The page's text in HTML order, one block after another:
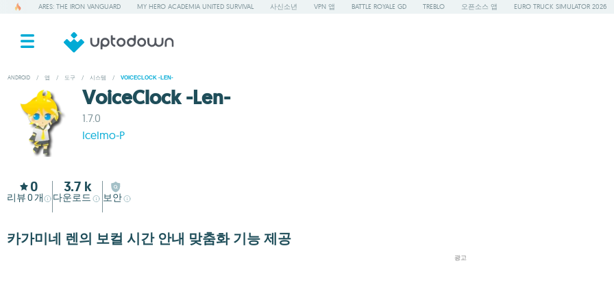
ARES: THE IRON VANGUARD MY HERO ACADEMIA UNITED SURVIVAL 사신소년 VPN 앱 BATTLE ROYALE GD TREBLO 오픈소스 앱 EURO TRUCK SIMULATOR 2026
ANDROID / 앱 / 도구 / 시스템 / VOICECLOCK -LEN-
VoiceClock -Len-
1.7.0
IceImo-P
0
리뷰0 개
3.7 k
다운로드 보안
카가미네 렌의 보컬 시간 안내 맞춤화 기능 제공
광고